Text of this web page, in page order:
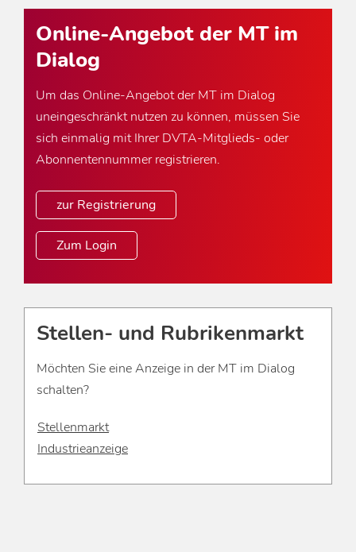
Online-Angebot der MT im
Dialog
Um das Online-Angebot der MT im Dialog
uneingeschränkt nutzen zu können, müssen Sie
sich einmalig mit Ihrer DVTA-Mitglieds- oder
Abonnentennummer registrieren.
zur Registrierung
Zum Login
Stellen- und Rubrikenmarkt
Möchten Sie eine Anzeige in der MT im Dialog
schalten?
Stellenmarkt
Industrieanzeige